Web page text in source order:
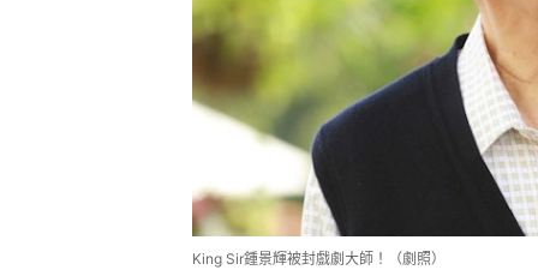
King Sir鍾景輝被封戲劇大師！（劇照）